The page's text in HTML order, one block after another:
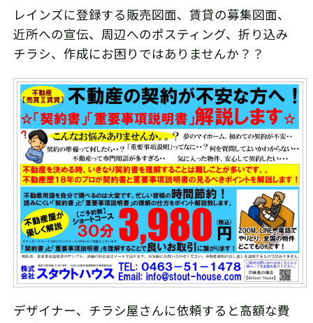
レインズに登録する販売図面、賃貸の募集図面、
近所への宣伝、周辺へのポスティング、折り込み
チラシ、作成にお困りではありませんか？？
デザイナー、チラシ屋さんに依頼すると高額な費